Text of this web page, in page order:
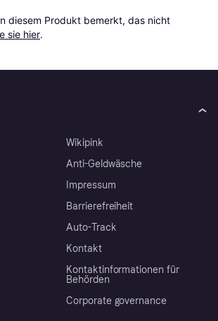
diesem Produkt bemerkt, das nicht
sie hier.
Wikipink
Anti-Geldwäsche
Impressum
Barrierefreiheit
Auto-Track
Kontakt
Kontaktinformationen für
Behörden
Corporate governance